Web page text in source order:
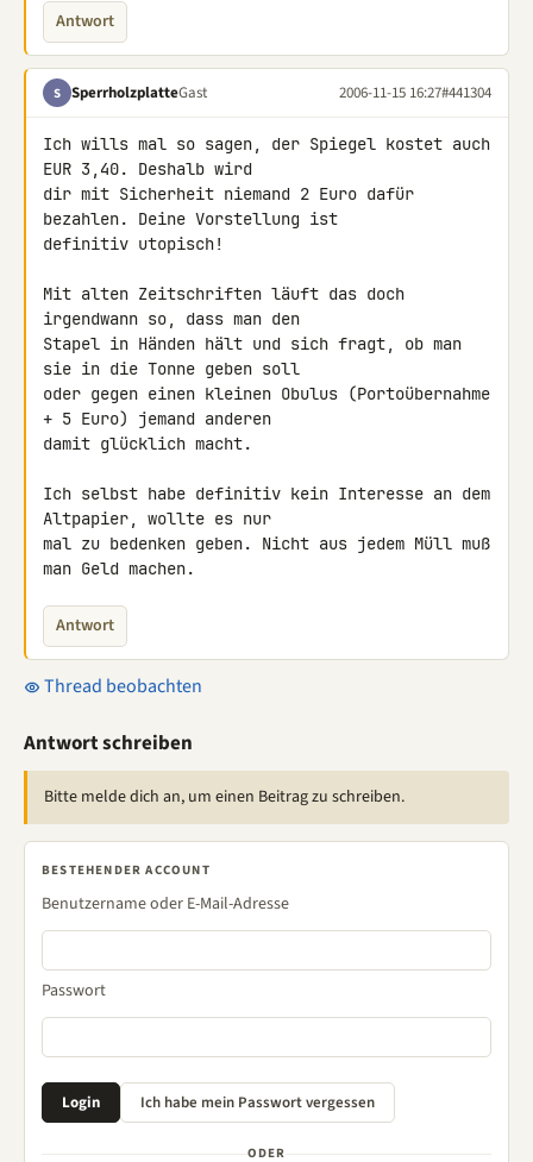
Antwort
S SperrholzplatteGast 2006-11-15 16:27#441304
Ich wills mal so sagen, der Spiegel kostet auch
EUR 3,40. Deshalb wird
dir mit Sicherheit niemand 2 Euro dafür
bezahlen. Deine Vorstellung ist
definitiv utopisch!
Mit alten Zeitschriften läuft das doch
irgendwann so, dass man den
Stapel in Händen hält und sich fragt, ob man
sie in die Tonne geben soll
oder gegen einen kleinen Obulus (Portoübernahme
+ 5 Euro) jemand anderen
damit glücklich macht.
Ich selbst habe definitiv kein Interesse an dem
Altpapier, wollte es nur
mal zu bedenken geben. Nicht aus jedem Müll muß
man Geld machen.
Antwort
Thread beobachten
Antwort schreiben
Bitte melde dich an, um einen Beitrag zu schreiben.
BESTEHENDER ACCOUNT
Benutzername oder E-Mail-Adresse
Passwort
ODER